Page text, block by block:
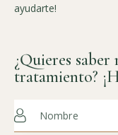
ayudarte!
¿Quieres
tratamiento?